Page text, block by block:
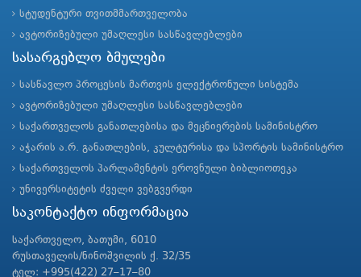
სტუდენტური თვითმმართველობა
ავტორიზებული უმაღლესი სასწავლებლები
სასარგებლო ბმულები
სასწავლო პროცესის მართვის ელექტრონული სისტემა
ავტორიზებული უმაღლესი სასწავლებლები
საქართველოს განათლებისა და მეცნიერების სამინისტრო
აჭარის ა.რ. განათლების, კულტურისა და სპორტის სამინისტრო
საქართველოს პარლამენტის ეროვნული ბიბლიოთეკა
უნივერსიტეტის ძველი ვებგვერდი
საკონტაქტო ინფორმაცია
საქართველო, ბათუმი, 6010
რუსთაველის/ნინოშვილის ქ. 32/35
ტელ: +995(422) 27–17–80